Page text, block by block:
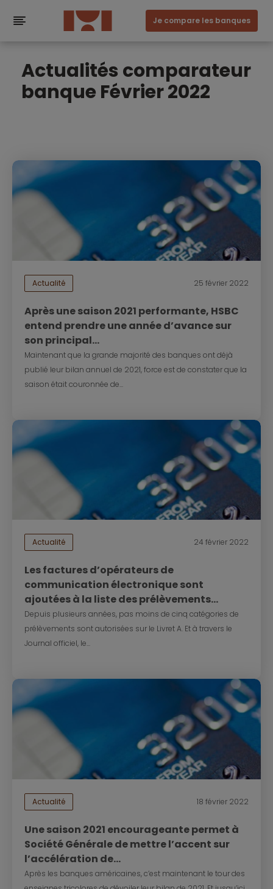
Je compare les banques
Actualités comparateur
banque Février 2022
Actualité 25 février 2022
Après une saison 2021 performante, HSBC
entend prendre une année d’avance sur
son principal...
Maintenant que la grande majorité des banques ont déjà
publié leur bilan annuel de 2021, force est de constater que la
saison était couronnée de...
Actualité 24 février 2022
Les factures d’opérateurs de
communication électronique sont
ajoutées à la liste des prélèvements...
Depuis plusieurs années, pas moins de cinq catégories de
prélèvements sont autorisées sur le Livret A. Et à travers le
Journal officiel, le...
Actualité 18 février 2022
Une saison 2021 encourageante permet à
Société Générale de mettre l’accent sur
l’accélération de...
Après les banques américaines, c’est maintenant le tour des